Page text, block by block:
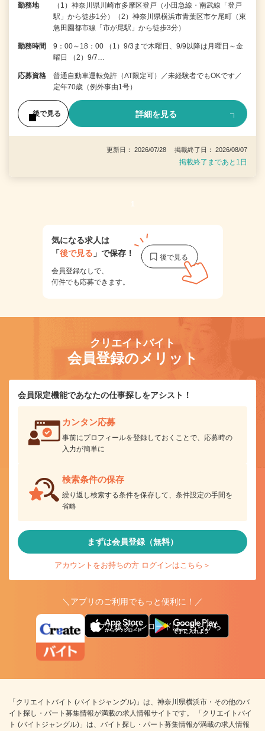
勤務地
（1）神奈川県川崎市多摩区登戸（小田急線・南武線「登戸
駅」から徒歩1分）（2）神奈川県横浜市青葉区市ケ尾町（東
急田園都市線「市が尾駅」から徒歩3分）
勤務時間
9：00～18：00 （1）9/3まで木曜日、9/9以降は月曜日～金
曜日 （2）9/7…
応募資格
普通自動車運転免許（AT限定可）／未経験者でもOKです／
定年70歳（例外事由1号）
後で見る 詳細を見る
更新日： 2026/07/28 掲載終了日： 2026/08/07
掲載終了まであと1日
1
気になる求人は
「後で見る 」で保存！
会員登録なしで、
何件でも応募できます。
クリエイトバイト
会員登録のメリット
会員限定機能であなたの仕事探しをアシスト！
カンタン応募
事前にプロフィールを登録しておくことで、応募時の
入力が簡単に
検索条件の保存
繰り返し検索する条件を保存して、条件設定の手間を
省略
まずは会員登録（無料）
アカウントをお持ちの方 ログインはこちら＞
＼アプリのご利用でもっと便利に！／
アプリ版ダウンロードはこちらから
「クリエイトバイト (バイトジャングル)」は、神奈川県横浜市・その他のバ
イト探し・パート募集情報が満載の求人情報サイトです。 「クリエイトバイ
ト (バイトジャングル)」は、バイト探し・パート募集情報が満載の求人情報